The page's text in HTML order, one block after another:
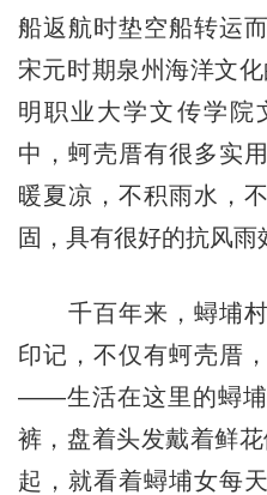
船返航时垫空船转运
宋元时期泉州海洋文
明职业大学文传学院
中，蚵壳厝有很多实
暖夏凉，不积雨水，
固，具有很好的抗风雨
千百年来，蟳埔村
印记，不仅有蚵壳厝
——生活在这里的蟳埔
裤，盘着头发戴着鲜
起，就看着蟳埔女每